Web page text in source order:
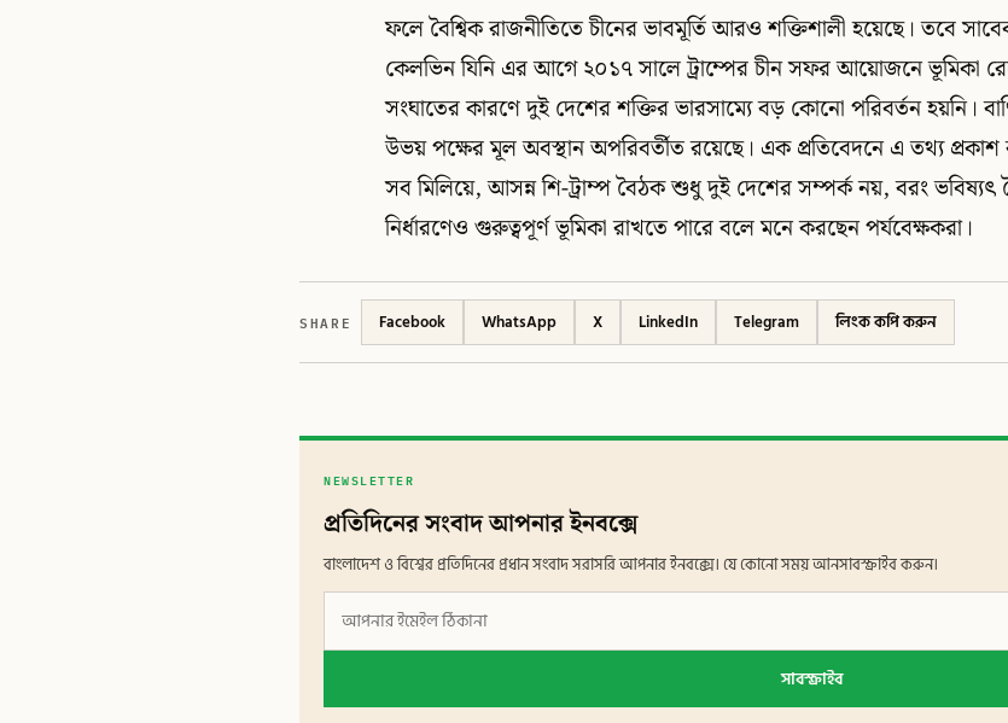
ফলে বৈশ্বিক রাজনীতিতে চীনের ভাবমূর্তি আরও শক্তিশালী হয়েছে। তবে
কেলভিন যিনি এর আগে ২০১৭ সালে ট্রাম্পের চীন সফর আয়োজনে ভূমিকা
সংঘাতের কারণে দুই দেশের শক্তির ভারসাম্যে বড় কোনো পরিবর্তন হয়নি।
উভয় পক্ষের মূল অবস্থান অপরিবর্তীত রয়েছে। এক প্রতিবেদনে এ তথ্য
সব মিলিয়ে, আসন্ন শি-ট্রাম্প বৈঠক শুধু দুই দেশের সম্পর্ক নয়, বরং ভবিষ্যৎ
নির্ধারণেও গুরুত্বপূর্ণ ভূমিকা রাখতে পারে বলে মনে করছেন পর্যবেক্ষকরা।
SHARE Facebook WhatsApp X LinkedIn Telegram লিংক কপি করুন
NEWSLETTER
প্রতিদিনের সংবাদ আপনার ইনবক্সে
বাংলাদেশ ও বিশ্বের প্রতিদিনের প্রধান সংবাদ সরাসরি আপনার ইনবক্সে। যে কোনো সময় আনসাবস্ক্রাইব করুন।
সাবস্ক্রাইব